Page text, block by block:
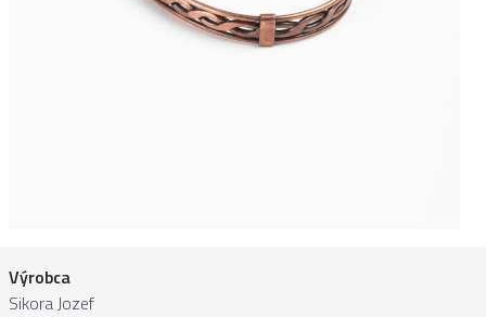
Výrobca
Sikora Jozef